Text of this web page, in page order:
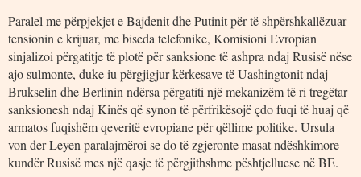
Paralel me përpjekjet e Bajdenit dhe Putinit për të shpërshkallëzuar
tensionin e krijuar, me biseda telefonike, Komisioni Evropian
sinjalizoi përgatitje të plotë për sanksione të ashpra ndaj Rusisë nëse
ajo sulmonte, duke iu përgjigjur kërkesave të Uashingtonit ndaj
Brukselin dhe Berlinin ndërsa përgatiti një mekanizëm të ri tregëtar
sanksionesh ndaj Kinës që synon të përfrikësojë çdo fuqi të huaj që
armatos fuqishëm qeveritë evropiane për qëllime politike. Ursula
von der Leyen paralajmëroi se do të zgjeronte masat ndëshkimore
kundër Rusisë mes një qasje të përgjithshme pështjelluese në BE.